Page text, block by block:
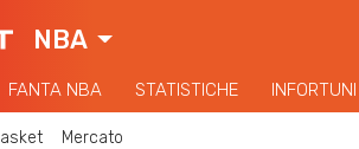
NBA
FANTA NBA STATISTICHE INFORTUNI
Mercato